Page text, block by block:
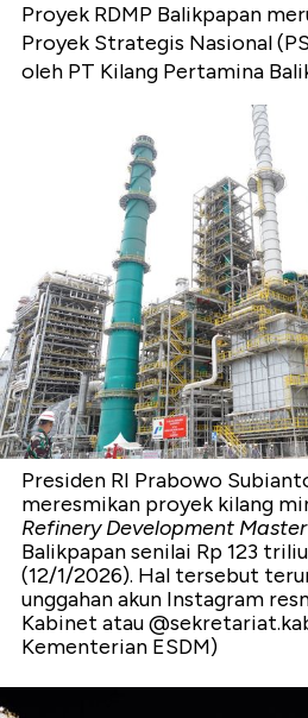
Proyek RDMP Balikpapan
Proyek Strategis Nasional
oleh PT Kilang Pertamina
Presiden RI Prabowo
meresmikan proyek kilang
Refinery Development
Balikpapan senilai Rp 123
(12/1/2026). Hal tersebut
unggahan akun Instagram
Kabinet atau
Kementerian ESDM)